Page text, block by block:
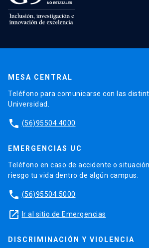
MESA CENTRAL
Teléfono para comunicarse con las
Universidad.
phone (56)95504 4000
EMERGENCIAS UC
Teléfono en caso de accidente o
riesgo tu vida dentro de algún campus.
phone (56)95504 5000
launch Ir al sitio de Emergencias
DISCRIMINACIÓN Y VIOLENCIA